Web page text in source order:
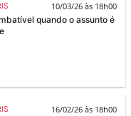
10/03/26 às 18h00
quando o assunto é
16/02/26 às 18h00